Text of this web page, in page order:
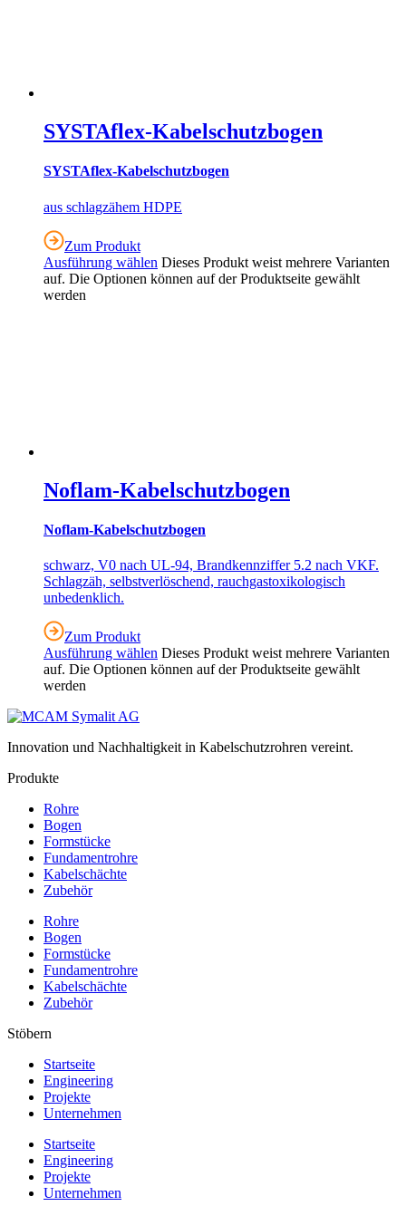
SYSTAflex-Kabelschutzbogen
SYSTAflex-Kabelschutzbogen
aus schlagzähem HDPE
Zum Produkt
Ausführung wählen Dieses Produkt weist mehrere Varianten
auf. Die Optionen können auf der Produktseite gewählt
werden
Noflam-Kabelschutzbogen
Noflam-Kabelschutzbogen
schwarz, V0 nach UL-94, Brandkennziffer 5.2 nach VKF.
Schlagzäh, selbstverlöschend, rauchgastoxikologisch
unbedenklich.
Zum Produkt
Ausführung wählen Dieses Produkt weist mehrere Varianten
auf. Die Optionen können auf der Produktseite gewählt
werden
Innovation und Nachhaltigkeit in Kabelschutzrohren vereint.
Produkte
Rohre
Bogen
Formstücke
Fundament­rohre
Kabelschächte
Zubehör
Rohre
Bogen
Formstücke
Fundament­rohre
Kabelschächte
Zubehör
Stöbern
Startseite
Engineering
Projekte
Unternehmen
Startseite
Engineering
Projekte
Unternehmen